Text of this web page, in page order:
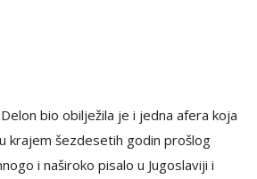
bio obilježila je i jedna afera koja
krajem šezdesetih godin prošlog
i naširoko pisalo u Jugoslaviji i